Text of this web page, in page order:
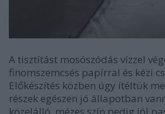
A tisztítást mosószódás vízzel
finomszemcsés papírral és kézi
Előkészítés közben úgy ítéltük
részek egészen jó állapotban